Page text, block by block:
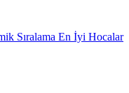
Sıralama En İyi Hocalar